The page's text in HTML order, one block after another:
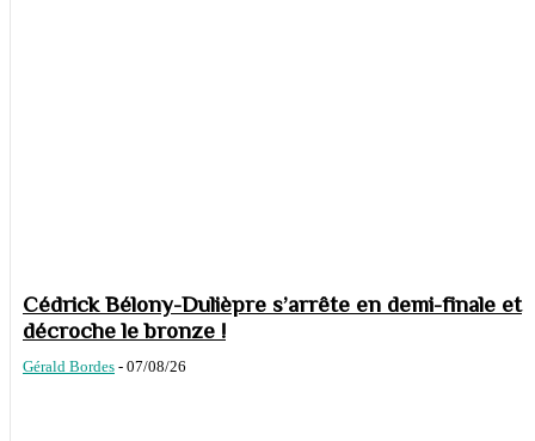
Cédrick Bélony-Dulièpre s’arrête en demi-finale et
décroche le bronze !
Gérald Bordes - 07/08/26